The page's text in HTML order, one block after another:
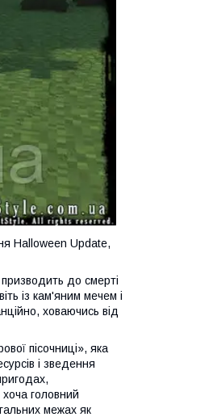
Halloween Update,
до смерті
із кам'яним мечем і
ховаючись від
пісочниці», яка
і зведення
головний
межах як